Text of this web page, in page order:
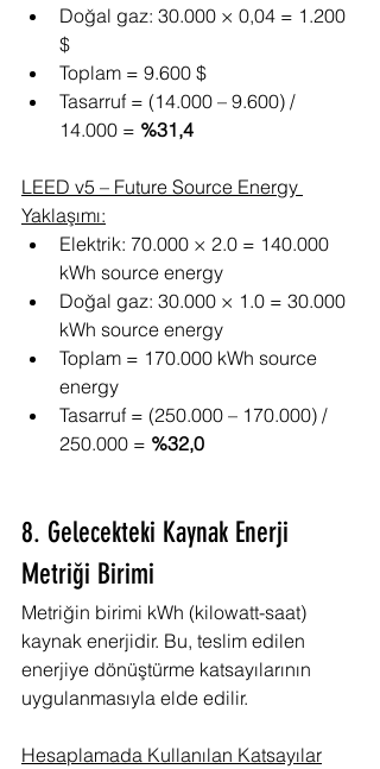
Doğal gaz: 30.000 × 0,04 = 1.200
$
Toplam = 9.600 $
Tasarruf = (14.000 – 9.600) /
14.000 = %31,4
LEED v5 – Future Source Energy
Yaklaşımı:
Elektrik: 70.000 × 2.0 = 140.000
kWh source energy
Doğal gaz: 30.000 × 1.0 = 30.000
kWh source energy
Toplam = 170.000 kWh source
energy
Tasarruf = (250.000 – 170.000) /
250.000 = %32,0
8. Gelecekteki Kaynak Enerji
Metriği Birimi
Metriğin birimi kWh (kilowatt-saat)
kaynak enerjidir. Bu, teslim edilen
enerjiye dönüştürme katsayılarının
uygulanmasıyla elde edilir.
Hesaplamada Kullanılan Katsayılar